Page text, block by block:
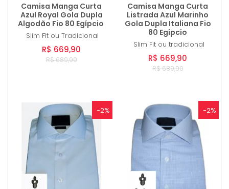
Camisa Manga Curta
Azul Royal Gola Dupla
Algodão Fio 80 Egípcio
Slim Fit ou Tradicional
R$ 669,90
R$ 689,90
Camisa Manga Curta
Listrada Azul Marinho
Gola Dupla Italiana Fio
80 Egípcio
Slim Fit ou tradicional
R$ 669,90
R$ 689,90
-2% -2%